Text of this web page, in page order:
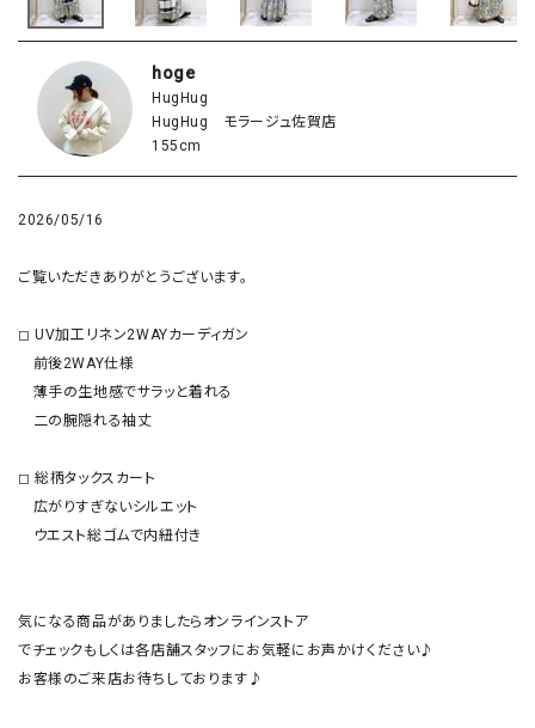
hoge
HugHug
HugHug モラージュ佐賀店
155cm
2026/05/16
ご覧いただきありがとうございます。
◻︎ UV加工リネン2WAYカーディガン
前後2WAY仕様
薄手の生地感でサラッと着れる
二の腕隠れる袖丈
◻︎ 総柄タックスカート
広がりすぎないシルエット
ウエスト総ゴムで内紐付き
気になる商品がありましたらオンラインストア
でチェックもしくは各店舗スタッフにお気軽にお声かけください♪